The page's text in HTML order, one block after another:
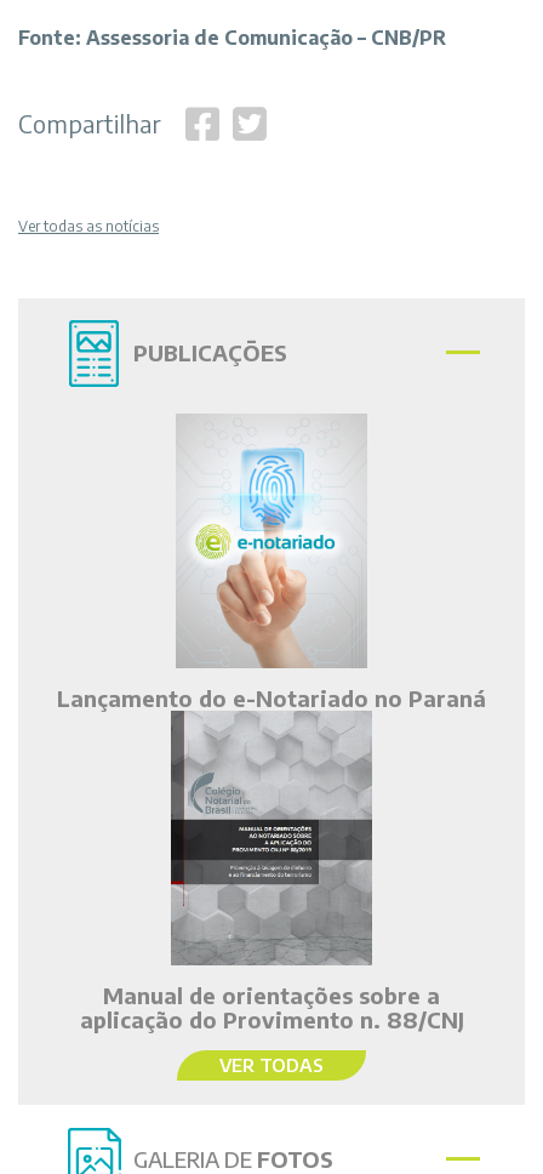
Fonte: Assessoria de Comunicação – CNB/PR
Compartilhar
Ver todas as notícias
PUBLICAÇÕES
Lançamento do e-Notariado no Paraná
Manual de orientações sobre a
aplicação do Provimento n. 88/CNJ
VER TODAS
GALERIA DE FOTOS